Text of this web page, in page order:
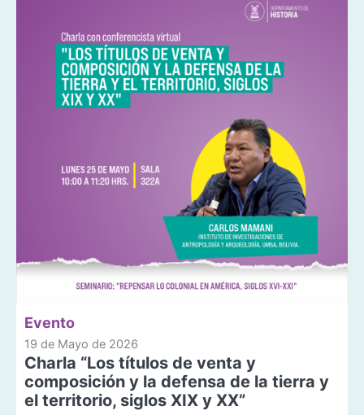
Evento
19 de Mayo de 2026
Charla “Los títulos de venta y
composición y la defensa de la tierra y
el territorio, siglos XIX y XX”